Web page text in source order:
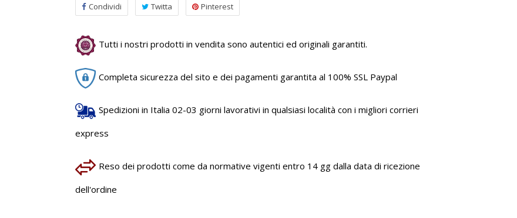
Condividi Twitta Pinterest
Tutti i nostri prodotti in vendita sono autentici ed originali garantiti.
Completa sicurezza del sito e dei pagamenti garantita al 100% SSL Paypal
Spedizioni in Italia 02-03 giorni lavorativi in qualsiasi località con i migliori corrieri
express
Reso dei prodotti come da normative vigenti entro 14 gg dalla data di ricezione
dell'ordine